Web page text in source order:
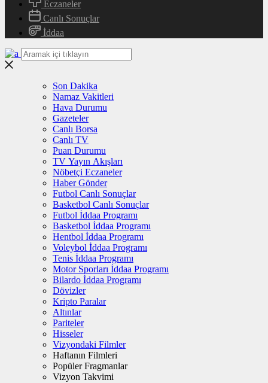
Eczaneler
Canlı Sonuçlar
İddaa
Son Dakika
Namaz Vakitleri
Hava Durumu
Gazeteler
Canlı Borsa
Canlı TV
Puan Durumu
TV Yayın Akışları
Nöbetçi Eczaneler
Haber Gönder
Futbol Canlı Sonuçlar
Basketbol Canlı Sonuçlar
Futbol İddaa Programı
Basketbol İddaa Programı
Hentbol İddaa Programı
Voleybol İddaa Programı
Tenis İddaa Programı
Motor Sporları İddaa Programı
Bilardo İddaa Programı
Dövizler
Kripto Paralar
Altınlar
Pariteler
Hisseler
Vizyondaki Filmler
Haftanın Filmleri
Popüler Fragmanlar
Vizyon Takvimi